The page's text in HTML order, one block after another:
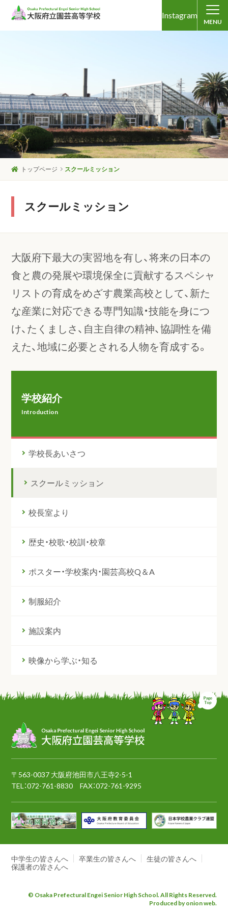
Instagram
MENU
トップページ スクールミッション
スクールミッション
大阪府下最大の実習地を有し、将来の日本の
食と農の発展や環境保全に貢献するスペシャ
リストの育成をめざす農業高校として、新た
な産業に対応できる専門知識・技能を身につ
け、たくましさ、自主自律の精神、協調性を備
えた、地域に必要とされる人物を育成する。
学校紹介
Introduction
学校長あいさつ
スクールミッション
校長室より
歴史・校歌・校訓・校章
ポスター・学校案内・園芸高校Q＆A
制服紹介
施設案内
映像から学ぶ・知る
ペ
〒563-0037 大阪府池田市八王寺2-5-1
TEL：072-761-8830 FAX：072-761-9295
中学生の皆さんへ 卒業生の皆さんへ
生徒の皆さんへ
保護者の皆さんへ
© Osaka Prefectural Engei Senior High School. All Rights Reserved.
Produced by onion web.